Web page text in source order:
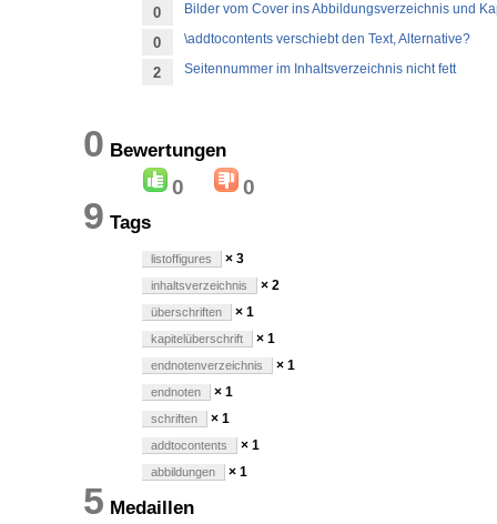
0 Bilder vom Cover ins Abbildungsverzeichnis und
0 \addtocontents verschiebt den Text, Alternative?
2 Seitennummer im Inhaltsverzeichnis nicht fett
0 Bewertungen
0 0
9 Tags
listoffigures × 3
inhaltsverzeichnis × 2
überschriften × 1
kapitelüberschrift × 1
endnotenverzeichnis × 1
endnoten × 1
schriften × 1
addtocontents × 1
abbildungen × 1
5 Medaillen